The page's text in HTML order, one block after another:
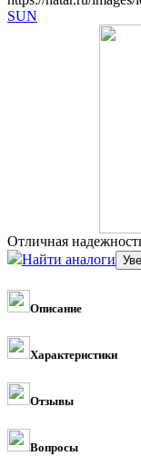
SUN
Отличная
Найти аналоги
Описание
Характеристики
Отзывы
Вопросы